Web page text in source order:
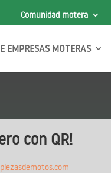
Comunidad motera
EMPRESAS MOTERAS
con QR!